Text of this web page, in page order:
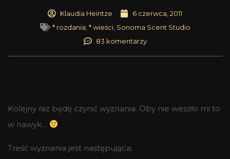
Klaudia Heintze
6 czerwca, 2011
* rozdania * wieści, Sonoma Scent Studio
83 komentarzy
Kolejny raz będę czynić wyznania. Oby nie weszło mi to
w nawyk…
Treść wyznania jest następująca: